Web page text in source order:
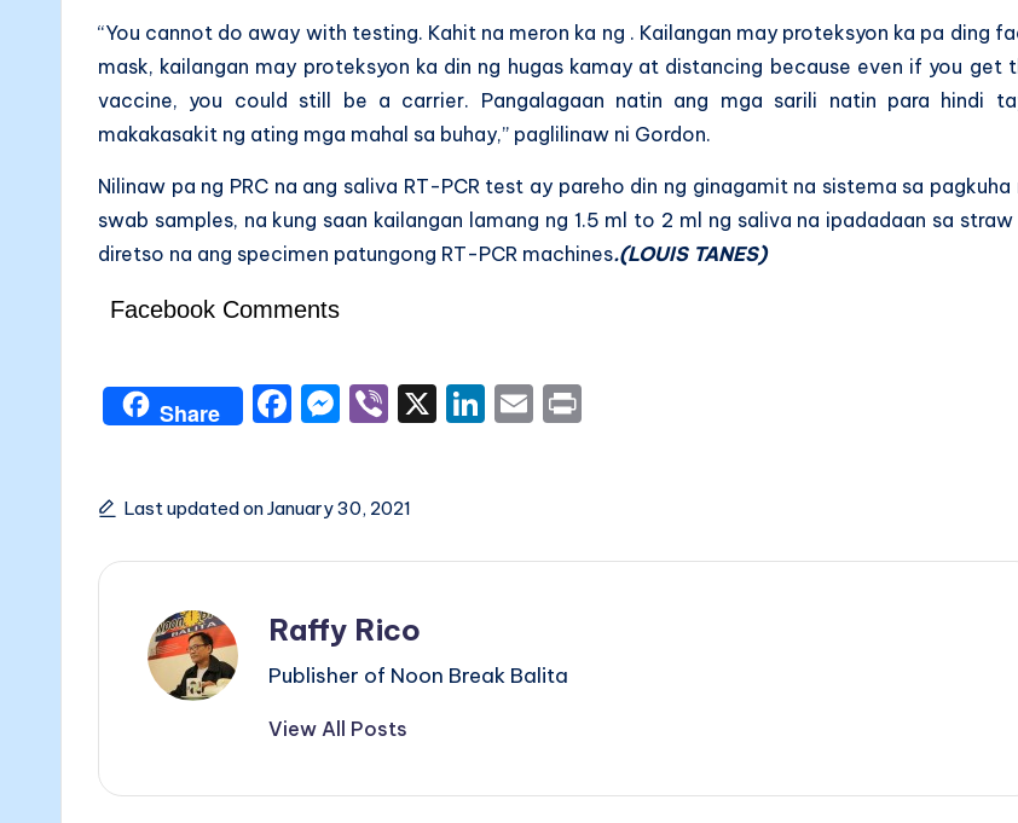
“You cannot do away with testing. Kahit na meron ka ng . Kailangan may proteksyon ka pa ding
mask, kailangan may proteksyon ka din ng hugas kamay at distancing because even if you get
vaccine, you could still be a carrier. Pangalagaan natin ang mga sarili natin para hindi
makakasakit ng ating mga mahal sa buhay,” paglilinaw ni Gordon.
Nilinaw pa ng PRC na ang saliva RT-PCR test ay pareho din ng ginagamit na sistema sa pagkuha
swab samples, na kung saan kailangan lamang ng 1.5 ml to 2 ml ng saliva na ipadadaan sa
diretso na ang specimen patungong RT-PCR machines.(LOUIS TANES)
Facebook Comments
Share
F
e
b
o
k
M
s
e
g
er
Vi X
Li
dI
E
Last updated on January 30, 2021
Raffy Rico
Publisher of Noon Break Balita
View All Posts